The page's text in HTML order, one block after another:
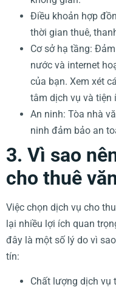
Điều khoản hợp
thời gian thuê,
Cơ sở hạ tầng:
nước và internet
của bạn. Xem xét
tâm dịch vụ và tiện
An ninh: Tòa nhà
ninh đảm bảo an
3. Vì sao
cho thuê
Việc chọn dịch vụ cho
lại nhiều lợi ích quan
đây là một số lý do vì
tín:
Chất lượng dịch vụ